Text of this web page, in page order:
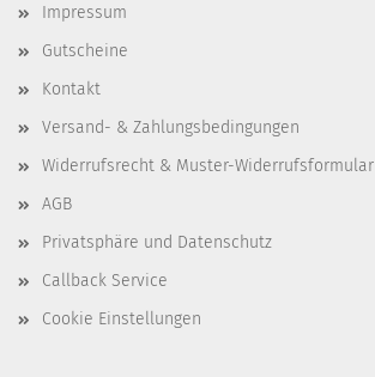
Impressum
Gutscheine
Kontakt
Versand- & Zahlungsbedingungen
Widerrufsrecht & Muster-Widerrufsformular
AGB
Privatsphäre und Datenschutz
Callback Service
Cookie Einstellungen